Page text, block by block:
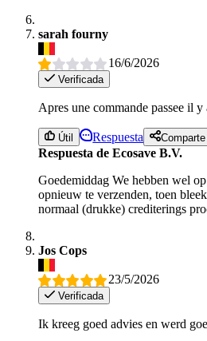
sarah fourny
16/6/2026
Verificada
Apres une commande passee il
Útil Respuesta Comparte
Respuesta de Ecosave B.V.
Goedemiddag We hebben wel
opnieuw te verzenden, toen
normaal (drukke) crediterings
Jos Cops
23/5/2026
Verificada
Ik kreeg goed advies en werd